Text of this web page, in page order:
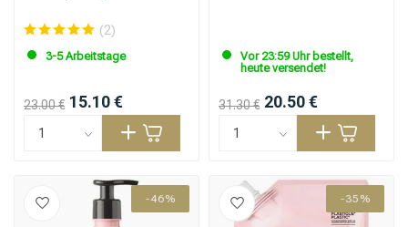
(2)
3-5 Arbeitstage
23.00 € 15.10 €
Vor 23:59 Uhr bestellt,
heute versendet!
31.30 € 20.50 €
-46% -35%